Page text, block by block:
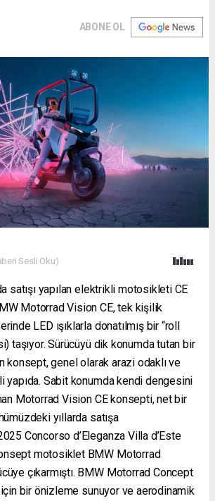
ABONE OL
Sesli Oku)
satışı yapılan elektrikli motosikleti CE
Motorrad Vision CE, tek kişilik
LED ışıklarla donatılmış bir “roll
taşıyor. Sürücüyü dik konumda tutan bir
konsept, genel olarak arazi odaklı ve
yapıda. Sabit konumda kendi dengesini
Motorrad Vision CE konsepti, net bir
yıllarda satışa
Concorso d’Eleganza Villa d’Este
motosiklet BMW Motorrad
çıkarmıştı. BMW Motorrad Concept
bir önizleme sunuyor ve aerodinamik